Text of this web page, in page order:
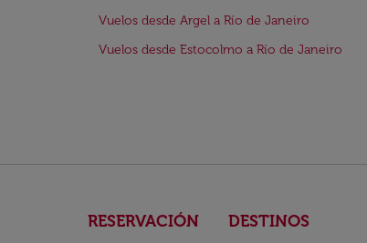
Vuelos desde Argel a Río de Janeiro
Vuelos desde Estocolmo a Río de Janeiro
RESERVACIÓN DESTINOS